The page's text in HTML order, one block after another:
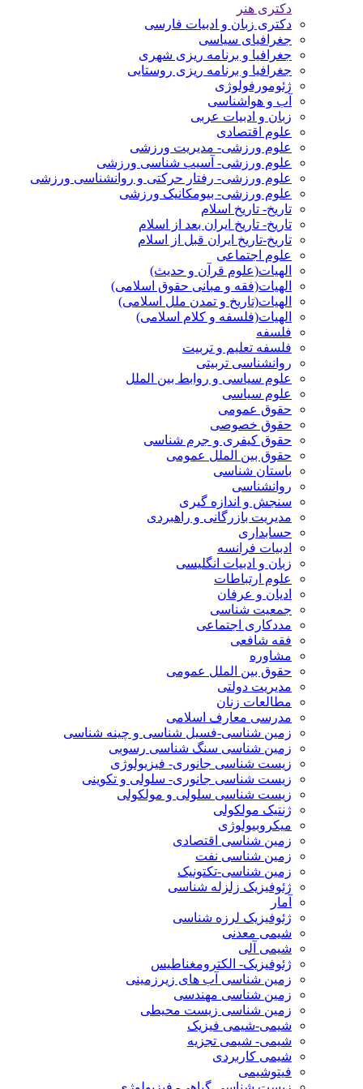
دکتری هنر
دکتری زبان و ادبیات فارسی
جغرافیای سیاسی
جغرافیا و برنامه ریزی شهری
جغرافیا و برنامه ریزی روستایی
ژئومورفولوژی
آب و هواشناسی
زبان و ادبیات عربی
علوم اقتصادی
علوم ورزشی- مدیریت ورزشی
علوم ورزشی- آسیب شناسی ورزشی
علوم ورزشی- رفتار حرکتی و روانشناسی ورزشی
علوم ورزشی- بیومکانیک ورزشی
تاریخ- تاریخ اسلام
تاریخ- تاریخ ایران بعد از اسلام
تاریخ-تاریخ ایران قبل از اسلام
علوم اجتماعی
الهیات(علوم قرآن و حدیث)
الهیات(فقه و مبانی حقوق اسلامی)
الهیات(تاریخ و تمدن ملل اسلامی)
الهیات(فلسفه و کلام اسلامی)
فلسفه
فلسفه تعلیم و تربیت
روانشناسی تربیتی
علوم سیاسی و روابط بین الملل
علوم سیاسی
حقوق عمومی
حقوق خصوصی
حقوق کیفری و جرم شناسی
حقوق بین الملل عمومی
باستان شناسی
روانشناسی
سنجش و اندازه گیری
مدیریت بازرگانی و راهبردی
حسابداری
ادبیات فرانسه
زبان و ادبیات انگلیسی
علوم ارتباطات
ادیان و عرفان
جمعیت شناسی
مددکاری اجتماعی
فقه شافعی
مشاوره
حقوق بین الملل عمومی
مدیریت دولتی
مطالعات زنان
مدرسی معارف اسلامی
زمین شناسی-فسیل شناسی و چینه شناسی
زمین شناسی سنگ شناسی رسوبی
زیست شناسی جانوری- فیزیولوژی
زیست شناسی جانوری- سلولی و تکوینی
زیست شناسی سلولی و مولکولی
ژنتیک مولکولی
میکروبیولوژی
زمین شناسی اقتصادی
زمین شناسی نفت
زمین شناسی-تکتونیک
ژئوفیزیک زلزله شناسی
آمار
ژئوفیزیک لرزه شناسی
شیمی معدنی
شیمی آلی
ژئوفیزیک- الکترومغناطیس
زمین شناسی آب های زیرزمینی
زمین شناسی مهندسی
زمین شناسی زیست محیطی
شیمی-شیمی فیزیک
شیمی- شیمی تجزیه
شیمی کاربردی
فیتوشیمی